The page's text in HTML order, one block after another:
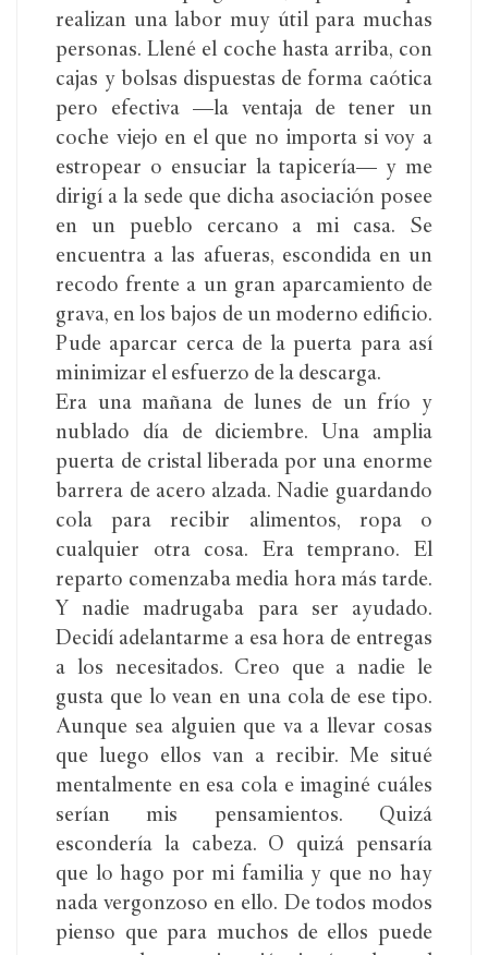
realizan una labor muy útil para muchas
personas. Llené el coche hasta arriba, con
cajas y bolsas dispuestas de forma caótica
pero efectiva —la ventaja de tener un
coche viejo en el que no importa si voy a
estropear o ensuciar la tapicería— y me
dirigí a la sede que dicha asociación posee
en un pueblo cercano a mi casa. Se
encuentra a las afueras, escondida en un
recodo frente a un gran aparcamiento de
grava, en los bajos de un moderno edificio.
Pude aparcar cerca de la puerta para así
minimizar el esfuerzo de la descarga.
Era una mañana de lunes de un frío y
nublado día de diciembre. Una amplia
puerta de cristal liberada por una enorme
barrera de acero alzada. Nadie guardando
cola para recibir alimentos, ropa o
cualquier otra cosa. Era temprano. El
reparto comenzaba media hora más tarde.
Y nadie madrugaba para ser ayudado.
Decidí adelantarme a esa hora de entregas
a los necesitados. Creo que a nadie le
gusta que lo vean en una cola de ese tipo.
Aunque sea alguien que va a llevar cosas
que luego ellos van a recibir. Me situé
mentalmente en esa cola e imaginé cuáles
serían mis pensamientos. Quizá
escondería la cabeza. O quizá pensaría
que lo hago por mi familia y que no hay
nada vergonzoso en ello. De todos modos
pienso que para muchos de ellos puede